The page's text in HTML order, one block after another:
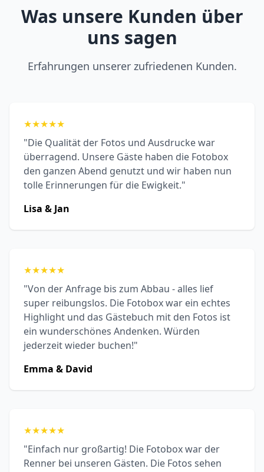
Was unsere Kunden über
uns sagen
Erfahrungen unserer zufriedenen Kunden.
★★★★★
"Die Qualität der Fotos und Ausdrucke war
überragend. Unsere Gäste haben die Fotobox
den ganzen Abend genutzt und wir haben nun
tolle Erinnerungen für die Ewigkeit."
Lisa & Jan
★★★★★
"Von der Anfrage bis zum Abbau - alles lief
super reibungslos. Die Fotobox war ein echtes
Highlight und das Gästebuch mit den Fotos ist
ein wunderschönes Andenken. Würden
jederzeit wieder buchen!"
Emma & David
★★★★★
"Einfach nur großartig! Die Fotobox war der
Renner bei unseren Gästen. Die Fotos sehen